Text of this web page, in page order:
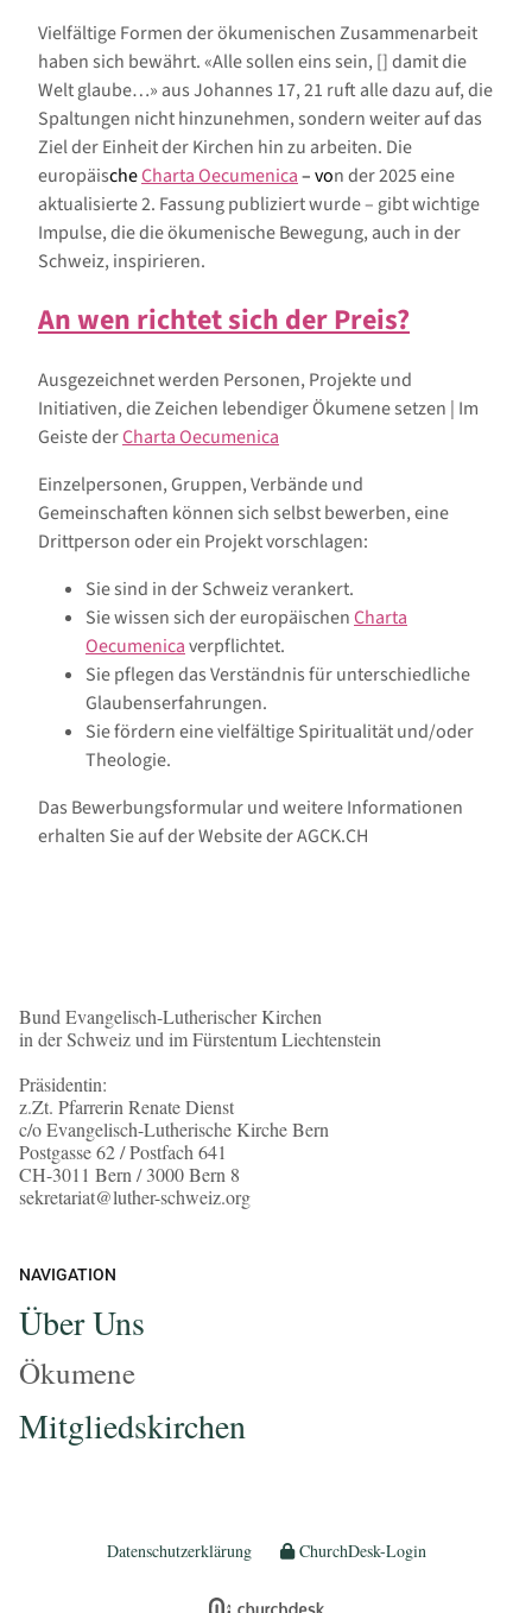
Vielfältige Formen der ökumenischen Zusammenarbeit
haben sich bewährt. «Alle sollen eins sein, [] damit die
Welt glaube…» aus Johannes 17, 21 ruft alle dazu auf, die
Spaltungen nicht hinzunehmen, sondern weiter auf das
Ziel der Einheit der Kirchen hin zu arbeiten. Die
europäischeCharta Oecumenica– von der 2025 eine
aktualisierte 2. Fassung publiziert wurde – gibt wichtige
Impulse, die die ökumenische Bewegung, auch in der
Schweiz, inspirieren.
An wen richtet sich der Preis?
Ausgezeichnet werden Personen, Projekte und
Initiativen, die Zeichen lebendiger Ökumene setzen | Im
Geiste derCharta Oecumenica
Einzelpersonen, Gruppen, Verbände und
Gemeinschaften können sich selbst bewerben, eine
Drittperson oder ein Projekt vorschlagen:
Sie sind in der Schweiz verankert.
Sie wissen sich der europäischenCharta
Oecumenicaverpflichtet.
Sie pflegen das Verständnis für unterschiedliche
Glaubenserfahrungen.
Sie fördern eine vielfältige Spiritualität und/oder
Theologie.
Das Bewerbungsformular und weitere Informationen
erhalten Sie auf der Website der AGCK.CH
Bund Evangelisch-Lutherischer Kirchen
in der Schweiz und im Fürstentum Liechtenstein
Präsidentin:
z.Zt. Pfarrerin Renate Dienst
c/o Evangelisch-Lutherische Kirche Bern
Postgasse 62 / Postfach 641
CH-3011 Bern / 3000 Bern 8
sekretariat@luther-schweiz.org
NAVIGATION
Über Uns
Ökumene
Mitgliedskirchen
Datenschutzerklärung ChurchDesk-Login